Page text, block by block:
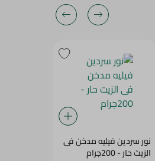
نور سردين فيليه مدخن فى
الزيت حار - 200جرام